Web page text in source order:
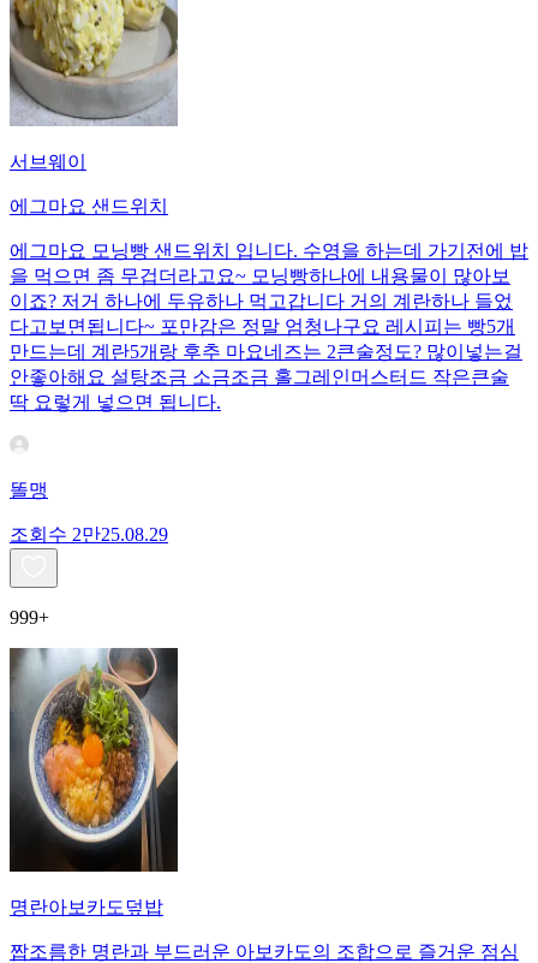
서브웨이
에그마요 샌드위치
에그마요 모닝빵 샌드위치 입니다. 수영을 하는데 가기전에 밥
을 먹으면 좀 무겁더라고요~ 모닝빵하나에 내용물이 많아보
이죠? 저거 하나에 두유하나 먹고갑니다 거의 계란하나 들었
다고보면됩니다~ 포만감은 정말 엄청나구요 레시피는 빵5개
만드는데 계란5개랑 후추 마요네즈는 2큰술정도? 많이넣는걸
안좋아해요 설탕조금 소금조금 홀그레인머스터드 작은큰술
딱 요렇게 넣으면 됩니다.
똘맹
조회수 2만25.08.29
999+
명란아보카도덮밥
짭조름한 명란과 부드러운 아보카도의 조합으로 즐거운 점심